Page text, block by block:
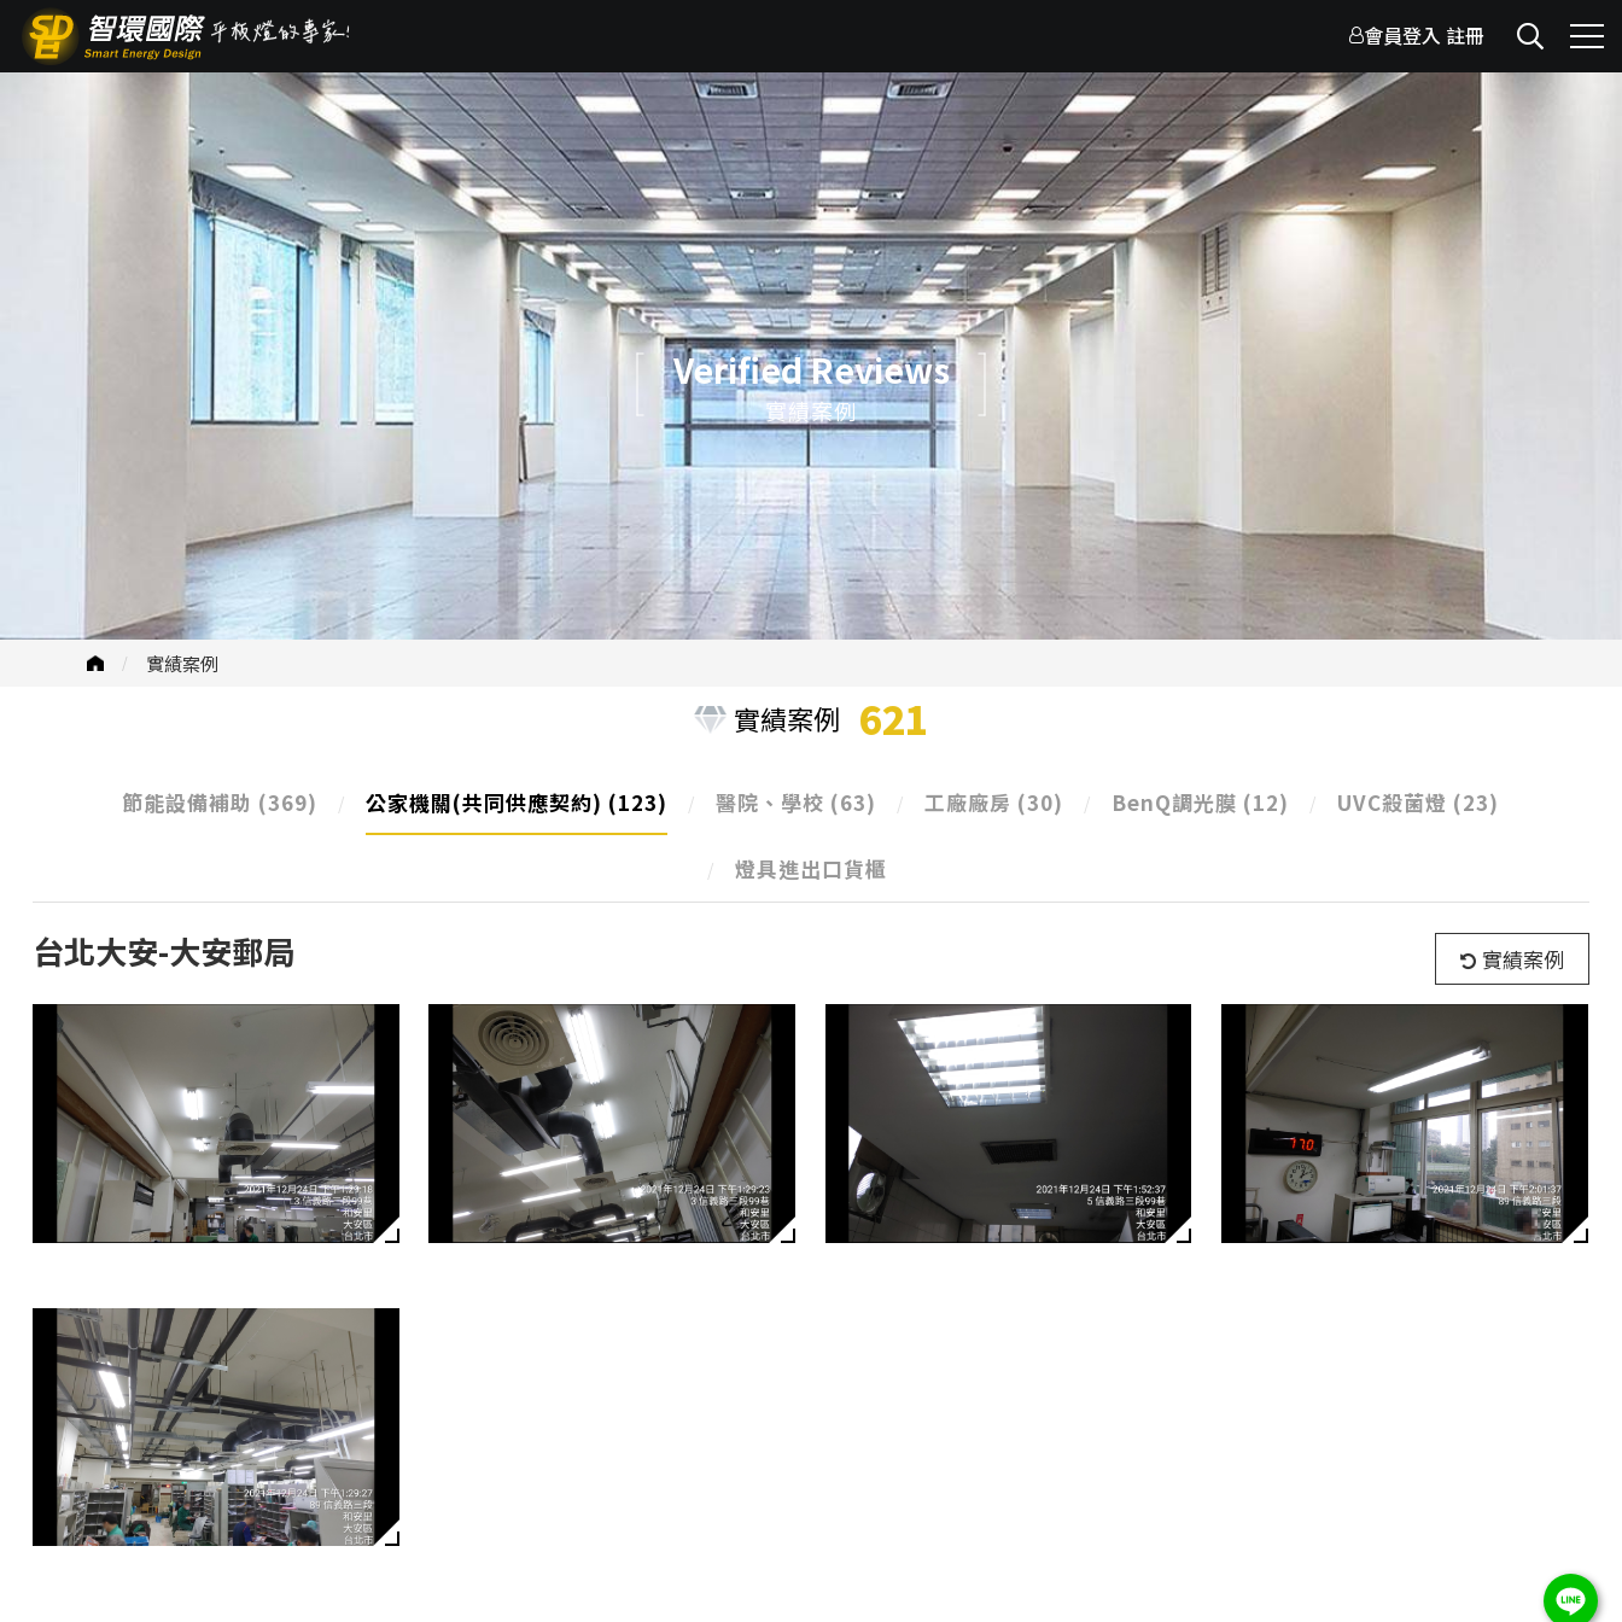
會員登入 註冊
Verified Reviews
實績案例
實績案例
實績案例 621
節能設備補助 (369) 公家機關(共同供應契約) (123) 醫院、學校 (63) 工廠廠房 (30) BenQ調光膜 (12) UVC殺菌燈 (23)
燈具進出口貨櫃
台北大安-大安郵局 實績案例